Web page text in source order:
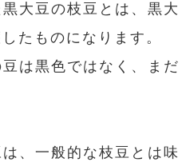
大豆の枝豆とは、黒大
たものになります。
は黒色ではなく、まだ
、一般的な枝豆とは味